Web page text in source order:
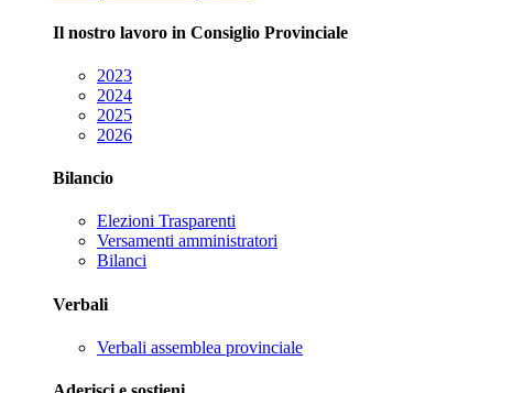
Il nostro lavoro in Consiglio Provinciale
2023
2024
2025
2026
Bilancio
Elezioni Trasparenti
Versamenti amministratori
Bilanci
Verbali
Verbali assemblea provinciale